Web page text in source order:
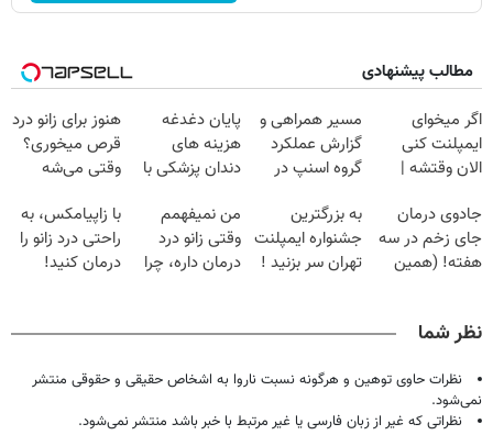
مطالب پیشنهادی
اگر میخوای
ایمپلنت کنی
الان وقتشه |
میلیون تومان!!!
مسیر همراهی و
گزارش عملکرد
گروه اسنپ در
پایان دغدغه
هزینه های
دندان پزشکی با
خانگی
هنوز برای زانو درد
قرص میخوری؟
وقتی می‌شه
درمانش کرد؟؟؟؟
جادوی درمان
جای زخم در سه
هفته! (همین
به بزرگترین
جشنواره ایمپلنت
تهران سر بزنید !
من نمیفهمم
وقتی زانو درد
درمان داره، چرا
با زاپیامکس، به
راحتی درد زانو را
درمان کنید!
نظر شما
نظرات حاوی توهین و هرگونه نسبت ناروا به اشخاص حقیقی و حقوقی منتشر
نمی‌شود.
نظراتی که غیر از زبان فارسی یا غیر مرتبط با خبر باشد منتشر نمی‌شود.